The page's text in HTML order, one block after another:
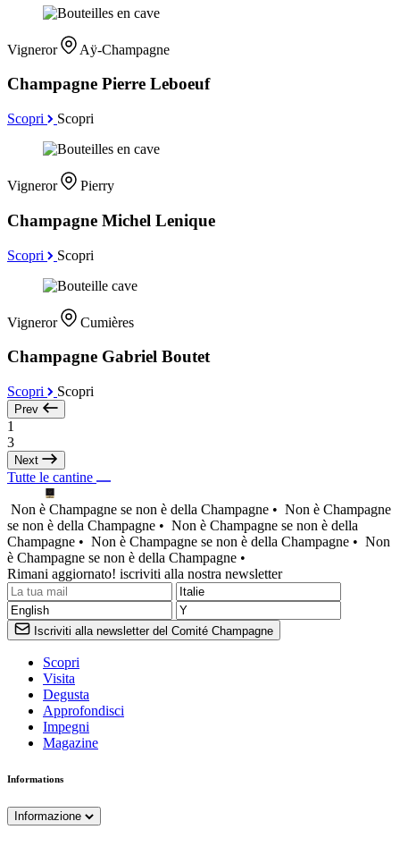
Vigneror Aÿ-Champagne
Champagne Pierre Leboeuf
Scopri Scopri
Vigneror Pierry
Champagne Michel Lenique
Scopri Scopri
Vigneror Cumières
Champagne Gabriel Boutet
Scopri Scopri
Prev
1
3
Next
Tutte le cantine
Non è Champagne se non è della Champagne • Non è Champagne
se non è della Champagne • Non è Champagne se non è della
Champagne • Non è Champagne se non è della Champagne • Non
è Champagne se non è della Champagne •
Rimani aggiornato! iscriviti alla nostra newsletter
Iscriviti alla newsletter del Comité Champagne
Scopri
Visita
Degusta
Approfondisci
Impegni
Magazine
Informations
Informazione